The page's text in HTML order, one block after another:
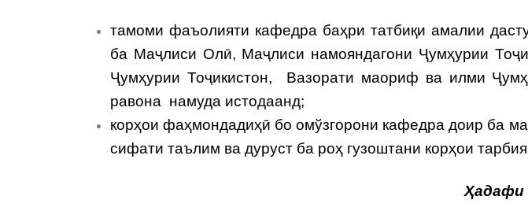
тамоми фаъолияти кафедра баҳри татбиқи амалии
ба Маҷлиси Олӣ, Маҷлиси намояндагони Ҷумҳурии
Ҷумҳурии Тоҷикистон, Вазорати маориф ва илми
равона намуда истодаанд;
корҳои фаҳмондадиҳӣ бо омўзгорони кафедра доир ба
сифати таълим ва дуруст ба роҳ гузоштани корҳои
Ҳадафи